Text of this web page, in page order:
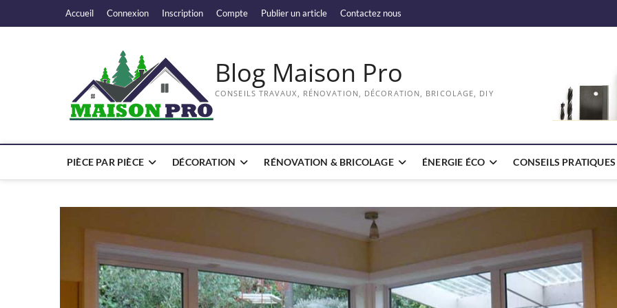
Accueil Connexion Inscription Compte Publier un article Contactez nous
Blog Maison Pro
CONSEILS TRAVAUX, RÉNOVATION, DÉCORATION, BRICOLAGE, DIY
PIÈCE PAR PIÈCE DÉCORATION RÉNOVATION & BRICOLAGE ÉNERGIE ÉCO CONSEILS PRATIQUES